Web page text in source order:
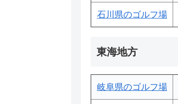
石川県のゴルフ場
東海地方
岐阜県のゴルフ場